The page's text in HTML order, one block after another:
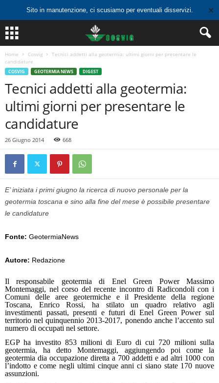
Sito in manutenzione, ci scusiamo per eventuali disservizi. ✕
Home Cosvig
Tecnici addetti alla geotermia: ultimi giorni per presentare le
candidature
COSVIG GEOTERMIA NEWS DIGEST
Tecnici addetti alla geotermia:
ultimi giorni per presentare le
candidature
26 Giugno 2014 668
E’ iniziata i primi giugno la ricerca di nuovo personale per la
geotermia toscana e sino alla fine del mese è possibile presentare
le candidature
Fonte: GeotermiaNews
Autore: Redazione
Il responsabile geotermia di Enel Green Power Massimo
Montemaggi, nel corso del recente incontro di Radicondoli con i
Comuni delle aree geotermiche e il Presidente della regione
Toscana, Enrico Rossi, ha stilato un quadro relativo agli
investimenti passati, presenti e futuri di Enel Green Power sul
territorio nel quinquennio 2013-2017, ponendo anche l’accento sul
numero di occupati nel settore.
EGP ha investito 853 milioni di Euro di cui 720 milioni sulla
geotermia, ha detto Montemaggi, aggiungendo poi come la
geotermia dia occupazione diretta a 700 addetti e ad altri 1000 con
l’indotto e come negli ultimi cinque anni ci siano state 170 nuove
assunzioni.